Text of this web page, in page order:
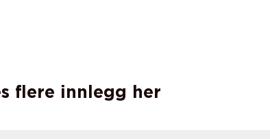
flere innlegg her